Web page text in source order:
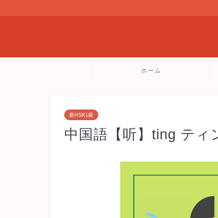
ホーム
新HSK1級
中国語【听】ting ティ